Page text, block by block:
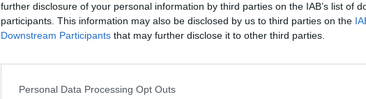
further disclosure of your personal information by third parties on the IAB’s list of
participants. This information may also be disclosed by us to third parties on the
Downstream Participants that may further disclose it to other third parties.
Personal Data Processing Opt Outs